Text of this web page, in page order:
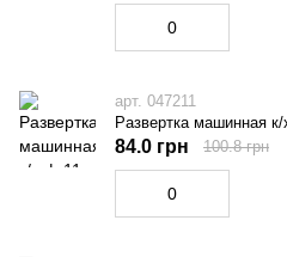
арт. 047211
Развертка машинная
84.0 грн 100.8 грн